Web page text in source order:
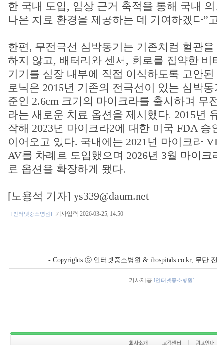
한 국내 도입, 임상 근거 축적을 통해 국내
나은 치료 환경을 제공하는 데 기여하겠다”
한편, 무전극선 심박동기는 기존처럼 혈관
하지 않고, 배터리와 센서, 회로를 집약한 비
기기를 심장 내부에 직접 이식하도록 고안
로닉은 2015년 기존의 전극선이 있는 심박
준인 2.6cm 크기의 마이크라를 출시하며 무
라는 새로운 치료 옵션을 제시했다. 2015년
작해 2023년 마이크라2에 대한 미국 FDA 승
이어오고 있다. 국내에는 2021년 마이크라
AV를 차례로 도입했으며 2026년 3월 마이크
료 옵션을 확장하게 됐다.
[노용석 기자] ys339@daum.net
[인터넷중소병원] 기사입력 2026-03-25, 14:50
- Copyrights ⓒ 인터넷중소병원 & ihospitals.co.kr, 무단
기사제공 [인터넷중소병원]